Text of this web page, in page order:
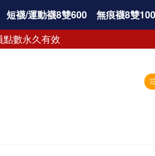
短襪/運動襪8雙600 無痕襪8雙
點數永久有效